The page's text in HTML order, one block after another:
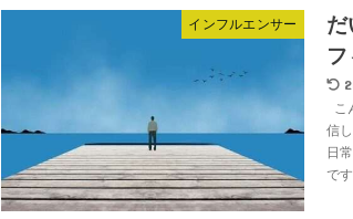
インフルエンサー
だ
こ
信
日
です